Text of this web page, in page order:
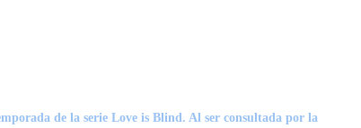
de la serie Love is Blind. Al ser consultada por la